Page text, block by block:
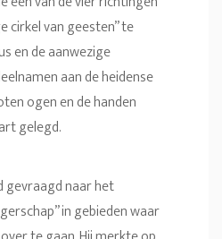
cirkel van geesten” te
en de aanwezige
aan de heidense
ogen en de handen
gelegd.
gevraagd naar het
in gebieden waar